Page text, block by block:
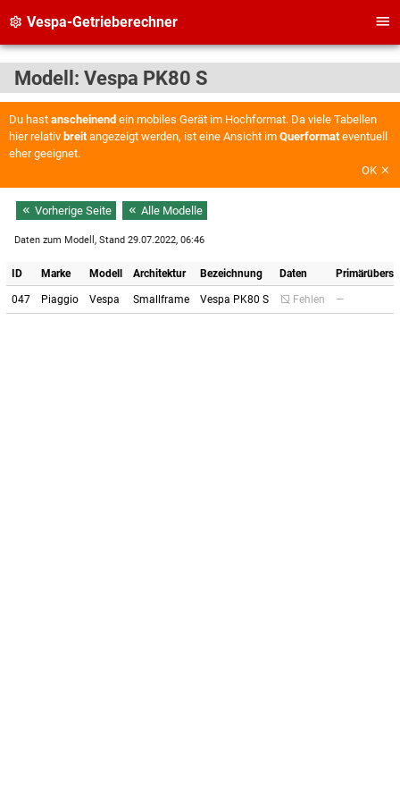
Vespa-Getrieberechner
Modell: Vespa PK80 S
Du hast anscheinend ein mobiles Gerät im Hochformat. Da viele Tabellen
hier relativ breitangezeigt werden, ist eine Ansicht im Querformateventuell
eher geeignet.
OK
Vorherige Seite Alle Modelle
Daten zum Modell, Stand 29.07.2022, 06:46
ID Marke Modell Architektur Bezeichnung Daten
047 Piaggio Vespa Smallframe Vespa PK80 S Fehlen —